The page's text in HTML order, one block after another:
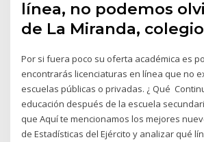
línea, no podemos
de La Miranda, colegio
Por si fuera poco su oferta académica es
encontrarás licenciaturas en línea que no
escuelas públicas o privadas. ¿ Qué
educación después de la escuela
que Aquí te mencionamos los mejores
de Estadísticas del Ejército y analizar qué